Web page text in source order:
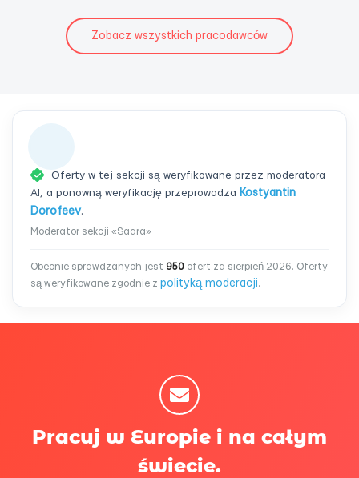
Zobacz wszystkich pracodawców
Oferty w tej sekcji są weryfikowane przez moderatora
AI, a ponowną weryfikację przeprowadza Kostyantin
Dorofeev.
Moderator sekcji «Saara»
Obecnie sprawdzanych jest 950 ofert za sierpień 2026. Oferty
są weryfikowane zgodnie z polityką moderacji.
Pracuj w Europie i na całym
świecie.